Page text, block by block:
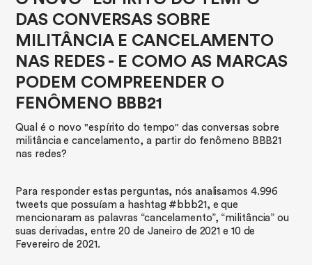
DAS CONVERSAS SOBRE
MILITÂNCIA E CANCELAMENTO
NAS REDES - E COMO AS MARCAS
PODEM COMPREENDER O
FENÔMENO BBB21
Qual é o novo "espírito do tempo" das conversas sobre
militância e cancelamento, a partir do fenômeno BBB21
nas redes?
Para responder estas perguntas, nós analisamos 4.996
tweets que possuíam a hashtag #bbb21, e que
mencionaram as palavras “cancelamento”, “militância” ou
suas derivadas, entre 20 de Janeiro de 2021 e 10 de
Fevereiro de 2021.